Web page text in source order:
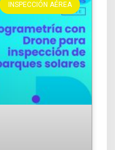
INSPECCIÓN AÉREA